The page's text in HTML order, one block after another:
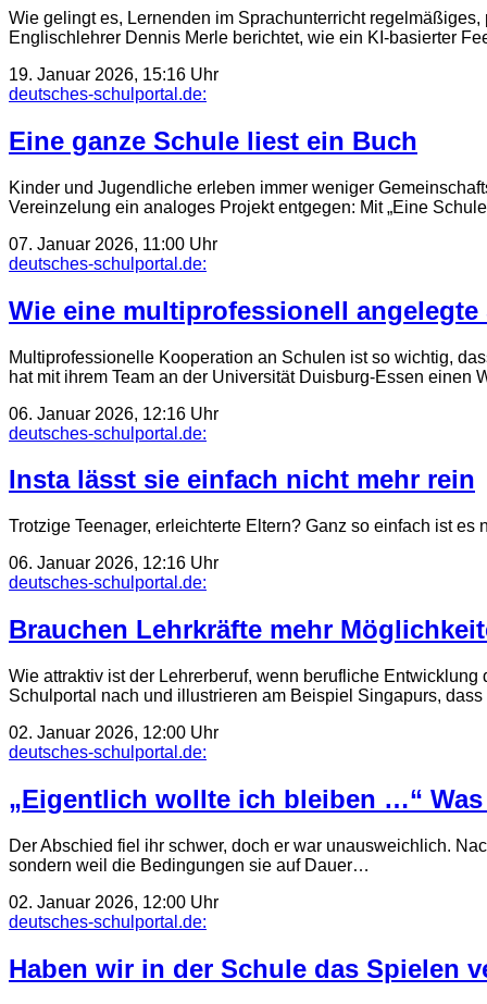
Wie gelingt es, Lernenden im Sprachunterricht
Englischlehrer Dennis Merle berichtet, wie ein KI-basierter
19. Januar 2026, 15:16 Uhr
deutsches-schulportal.de:
Eine ganze Schule liest ein Buch
Kinder und Jugendliche erleben immer weniger
Vereinzelung ein analoges Projekt entgegen: Mit „Eine
07. Januar 2026, 11:00 Uhr
deutsches-schulportal.de:
Wie eine multiprofessionell
Multiprofessionelle Kooperation an Schulen ist so wichtig,
hat mit ihrem Team an der Universität Duisburg-Essen
06. Januar 2026, 12:16 Uhr
deutsches-schulportal.de:
Insta lässt sie einfach nicht mehr rein
Trotzige Teenager, erleichterte Eltern? Ganz so einfach ist
06. Januar 2026, 12:16 Uhr
deutsches-schulportal.de:
Brauchen Lehrkräfte mehr
Wie attraktiv ist der Lehrerberuf, wenn berufliche
Schulportal nach und illustrieren am Beispiel Singapurs,
02. Januar 2026, 12:00 Uhr
deutsches-schulportal.de:
„Eigentlich wollte ich bleiben …“
Der Abschied fiel ihr schwer, doch er war unausweichlich.
sondern weil die Bedingungen sie auf Dauer…
02. Januar 2026, 12:00 Uhr
deutsches-schulportal.de:
Haben wir in der Schule das Spielen